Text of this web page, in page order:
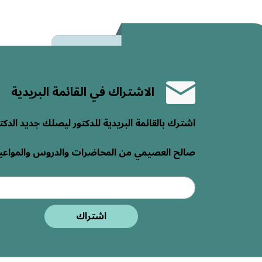
الاشتراك في القائمة البريدية
اشترك بالقائمة البريدية للدكتور ليصلك جديد
صالح العصيمي من المحاضرات والدروس
اشتراك